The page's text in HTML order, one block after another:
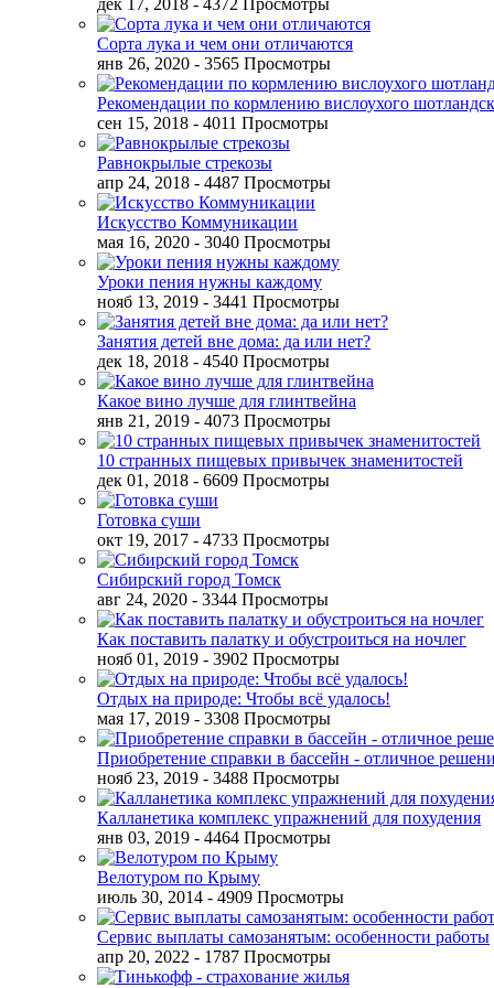
дек 17, 2018 - 4372 Просмотры
Сорта лука и чем они отличаются
янв 26, 2020 - 3565 Просмотры
Рекомендации по кормлению вислоухого
сен 15, 2018 - 4011 Просмотры
Равнокрылые стрекозы
апр 24, 2018 - 4487 Просмотры
Искусство Коммуникации
мая 16, 2020 - 3040 Просмотры
Уроки пения нужны каждому
нояб 13, 2019 - 3441 Просмотры
Занятия детей вне дома: да или нет?
дек 18, 2018 - 4540 Просмотры
Какое вино лучше для глинтвейна
янв 21, 2019 - 4073 Просмотры
10 странных пищевых привычек знаменитостей
дек 01, 2018 - 6609 Просмотры
Готовка суши
окт 19, 2017 - 4733 Просмотры
Сибирский город Томск
авг 24, 2020 - 3344 Просмотры
Как поставить палатку и обустроиться на ночлег
нояб 01, 2019 - 3902 Просмотры
Отдых на природе: Чтобы всё удалось!
мая 17, 2019 - 3308 Просмотры
Приобретение справки в бассейн - отличное
нояб 23, 2019 - 3488 Просмотры
Калланетика комплекс упражнений для похудения
янв 03, 2019 - 4464 Просмотры
Велотуром по Крыму
июль 30, 2014 - 4909 Просмотры
Сервис выплаты самозанятым: особенности работы
апр 20, 2022 - 1787 Просмотры